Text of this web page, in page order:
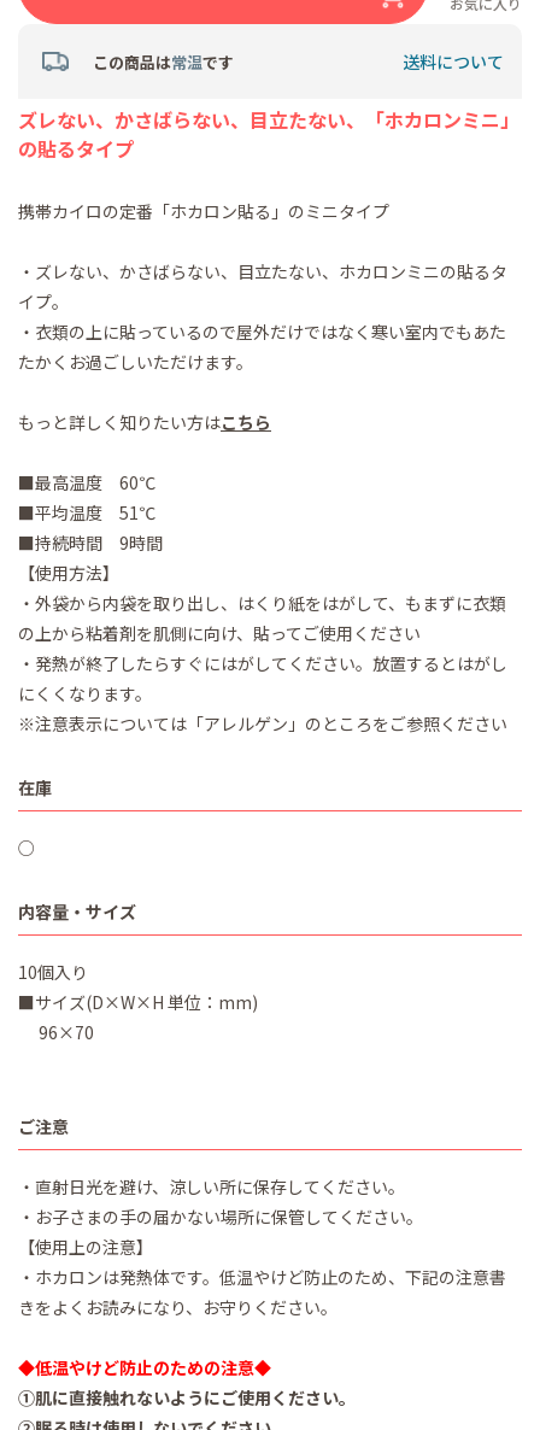
この商品は常温です 送料について
ズレない、かさばらない、目立たない、「ホカロンミニ」
の貼るタイプ
携帯カイロの定番「ホカロン貼る」のミニタイプ
・ズレない、かさばらない、目立たない、ホカロンミニの貼るタ
イプ。
・衣類の上に貼っているので屋外だけではなく寒い室内でもあた
たかくお過ごしいただけます。
もっと詳しく知りたい方はこちら
■最高温度 60℃
■平均温度 51℃
■持続時間 9時間
【使用方法】
・外袋から内袋を取り出し、はくり紙をはがして、もまずに衣類
の上から粘着剤を肌側に向け、貼ってご使用ください
・発熱が終了したらすぐにはがしてください。放置するとはがし
にくくなります。
※注意表示については「アレルゲン」のところをご参照ください
在庫
○
内容量・サイズ
10個入り
■サイズ(D×W×H 単位：mm)
96×70
ご注意
・直射日光を避け、涼しい所に保存してください。
・お子さまの手の届かない場所に保管してください。
【使用上の注意】
・ホカロンは発熱体です。低温やけど防止のため、下記の注意書
きをよくお読みになり、お守りください。
◆低温やけど防止のための注意◆
①肌に直接触れないようにご使用ください。